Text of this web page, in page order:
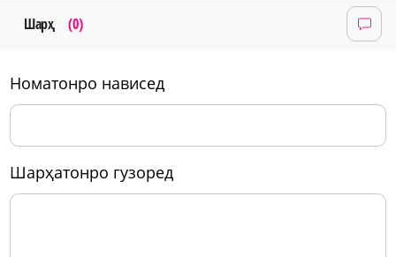
Шарҳ (0)
номатонро нависед
шарҳатонро гузоред